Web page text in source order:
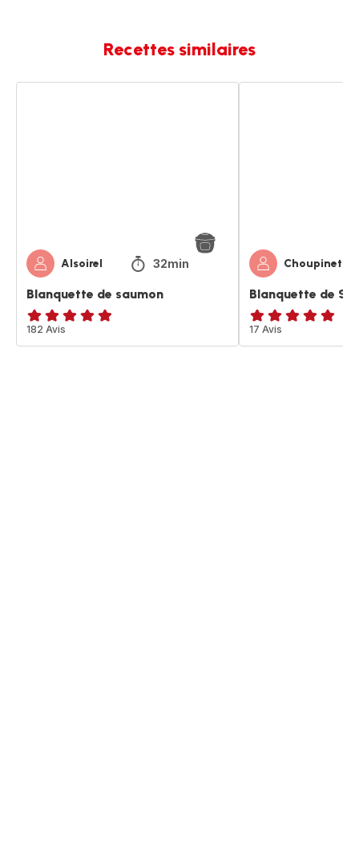
Recettes similaires
Alsoirel 32min
Blanquette de saumon
ratings.4.8
182 Avis
Blanquette de
Avis
5
17 Avis